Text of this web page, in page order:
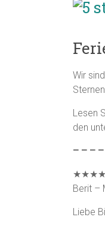
Wir
Lesen
den
– – –
Berit –
Liebe